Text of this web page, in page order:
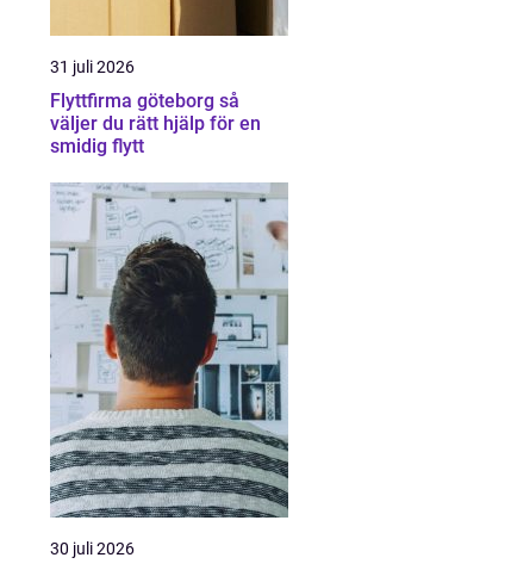
31 juli 2026
Flyttfirma göteborg så
väljer du rätt hjälp för en
smidig flytt
30 juli 2026